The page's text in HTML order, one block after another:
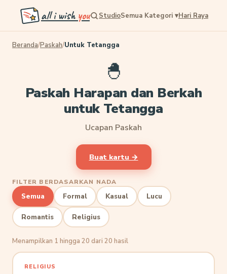
all i wish you StudioSemua Kategori ▾Hari Raya
Beranda/Paskah/Untuk Tetangga
🐣
Paskah Harapan dan Berkah
untuk Tetangga
Ucapan Paskah
Buat kartu →
FILTER BERDASARKAN NADA
Semua Formal Kasual Lucu
Romantis Religius
Menampilkan 1 hingga 20 dari 20 hasil
RELIGIUS